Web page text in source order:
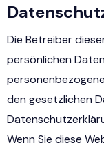
Die Betreiber
persönlichen
den gesetzlichen
Wenn Sie diese